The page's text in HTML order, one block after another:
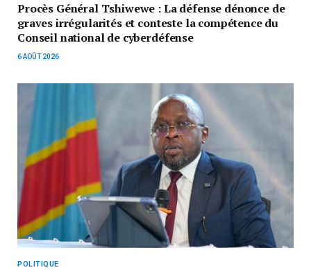
Procès Général Tshiwewe : La défense dénonce de
graves irrégularités et conteste la compétence du
Conseil national de cyberdéfense
6 AOÛT 2026
POLITIQUE